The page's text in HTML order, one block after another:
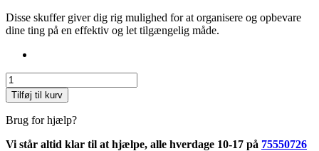
Disse skuffer giver dig rig mulighed for at organisere og opbevare
dine ting på en effektiv og let tilgængelig måde.
Fastskuffe
|
Til
368
gavl
antal
Tilføj til kurv
Brug for hjælp?
Vi står altid klar til at hjælpe, alle hverdage 10-17 på 75550726